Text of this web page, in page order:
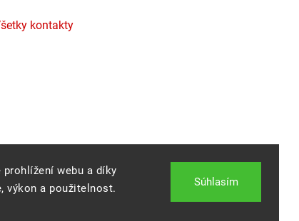
webu a díky
výkon a použitelnost.
Súhlasím
kontakty
. Všetky práva vyhradené.